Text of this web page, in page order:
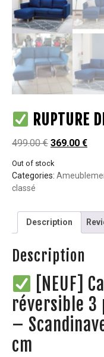
RUPTURE
499.00€ 369.00 €
Out of stock
Categories:
classé
Description
Description
[NEUF]
réversible 3
–
cm